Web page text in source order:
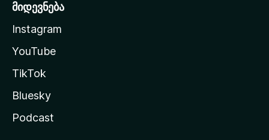
მიდევნება
Instagram
YouTube
TikTok
Bluesky
Podcast